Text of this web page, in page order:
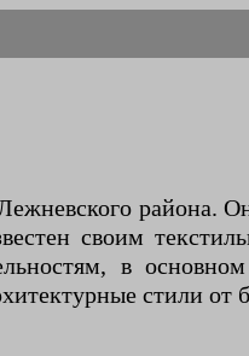
района.
своим
в
стили от